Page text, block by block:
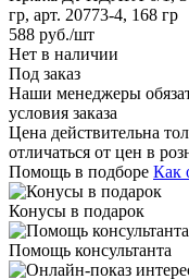
гр, арт. 20773-4, 168 гр
588 руб./шт
Нет в наличии
Под заказ
Наши менеджеры
условия заказа
Цена действительна
отличаться от цен в
Помощь в подборе Как
Конусы в подарок
Помощь консультанта